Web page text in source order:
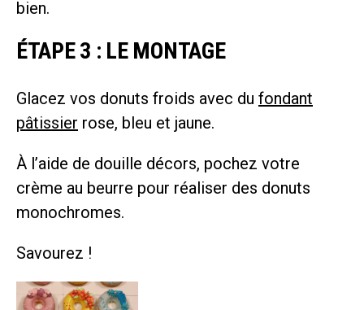
bien.
ÉTAPE 3 : LE MONTAGE
Glacez vos donuts froids avec du fondant
pâtissier rose, bleu et jaune.
À l’aide de douille décors, pochez votre
crème au beurre pour réaliser des donuts
monochromes.
Savourez !